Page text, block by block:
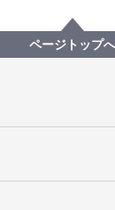
掲載】港北区プラ
託
ページトップへ